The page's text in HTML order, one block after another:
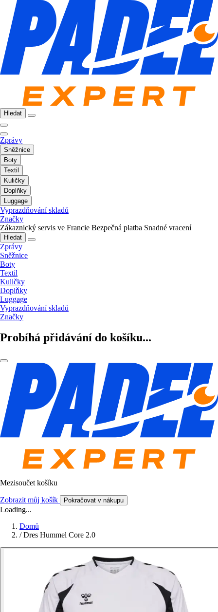
Hledat
Zprávy
Sněžnice
Boty
Textil
Kuličky
Doplňky
Luggage
Vyprazdňování skladů
Značky
Zákaznický servis ve Francie Bezpečná platba Snadné vracení
Hledat
Zprávy
Sněžnice
Boty
Textil
Kuličky
Doplňky
Luggage
Vyprazdňování skladů
Značky
Probíhá přidávání do košíku...
Mezisoučet košíku
Zobrazit můj košík Pokračovat v nákupu
Loading...
Domů
/ Dres Hummel Core 2.0